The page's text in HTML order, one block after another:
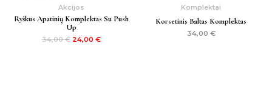
Akcijos
Ryškus Apatinių Komplektas Su Push
Up
34,00€ 24,00 €
Komplektai
Korsetinis Baltas Komplektas
34,00 €